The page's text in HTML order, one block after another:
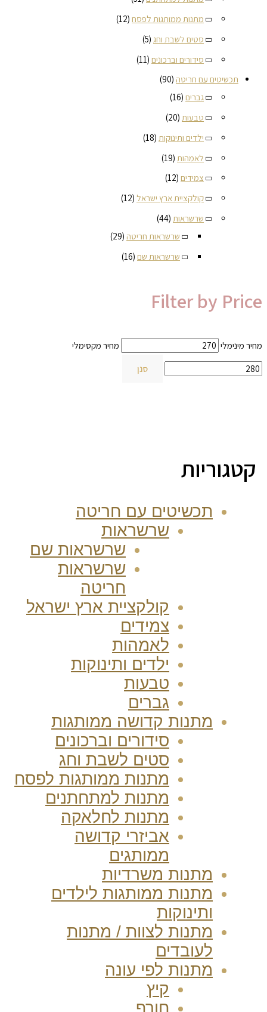
מתנות ממותגות לפסח (12)
סטים לשבת וחג (5)
סידורים וברכונים (11)
תכשיטים עם חריטה (90)
גברים (16)
טבעות (20)
ילדים ותינוקות (18)
לאמהות (19)
צמידים (12)
קולקציית ארץ ישראל (12)
שרשראות (44)
שרשראות חריטה (29)
שרשראות שם (16)
Filter by Price
מחיר מינימלי מחיר מקסימלי
סנן
קטגוריות
תכשיטים עם חריטה
שרשראות
שרשראות שם
שרשראות
חריטה
קולקציית ארץ ישראל
צמידים
לאמהות
ילדים ותינוקות
טבעות
גברים
מתנות קדושה ממותגות
סידורים וברכונים
סטים לשבת וחג
מתנות ממותגות לפסח
מתנות למתחתנים
מתנות לחלאקה
אביזרי קדושה
ממותגים
מתנות משרדיות
מתנות ממותגות לילדים
ותינוקות
מתנות לצוות / מתנות
לעובדים
מתנות לפי עונה
קיץ
חורף